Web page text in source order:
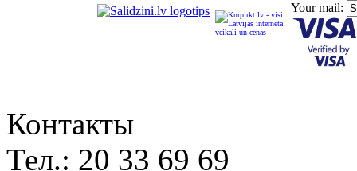
Your mail:
Контакты
Тел.: 20 33 69 69